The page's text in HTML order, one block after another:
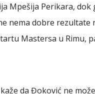
Mpešija Perikara, dok
nema dobre
Mastersa u Rimu,
da Đoković ne